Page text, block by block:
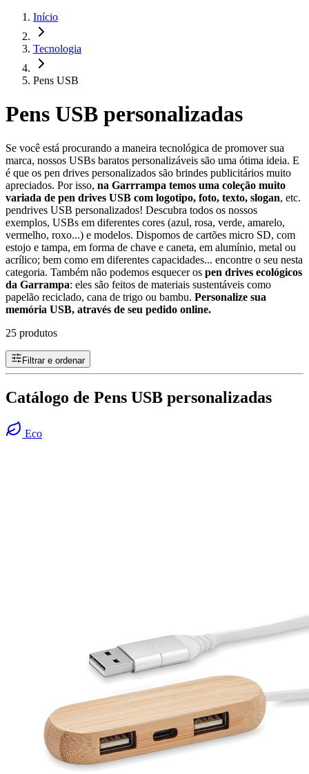
Início
Tecnologia
Pens USB
Pens USB personalizadas
Se você está procurando a maneira tecnológica de promover sua
marca, nossos USBs baratos personalizáveis são uma ótima ideia. E
é que os pen drives personalizados são brindes publicitários muito
apreciados. Por isso, na Garrrampa temos uma coleção muito
variada de pen drives USB com logotipo, foto, texto, slogan, etc.
pendrives USB personalizados! Descubra todos os nossos
exemplos, USBs em diferentes cores (azul, rosa, verde, amarelo,
vermelho, roxo...) e modelos. Dispomos de cartões micro SD, com
estojo e tampa, em forma de chave e caneta, em alumínio, metal ou
acrílico; bem como em diferentes capacidades... encontre o seu nesta
categoria. Também não podemos esquecer os pen drives ecológicos
da Garrampa: eles são feitos de materiais sustentáveis como
papelão reciclado, cana de trigo ou bambu. Personalize sua
memória USB, através de seu pedido online.
25 produtos
Filtrar e ordenar
Catálogo de Pens USB personalizadas
Eco